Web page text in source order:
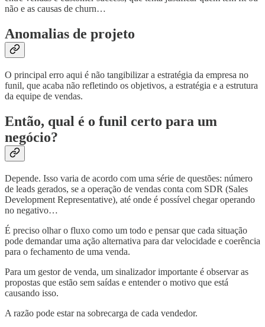
não e as causas de churn…
Anomalias de projeto
O principal erro aqui é não tangibilizar a estratégia da empresa no
funil, que acaba não refletindo os objetivos, a estratégia e a estrutura
da equipe de vendas.
Então, qual é o funil certo para um
negócio?
Depende. Isso varia de acordo com uma série de questões: número
de leads gerados, se a operação de vendas conta com SDR (Sales
Development Representative), até onde é possível chegar operando
no negativo…
É preciso olhar o fluxo como um todo e pensar que cada situação
pode demandar uma ação alternativa para dar velocidade e coerência
para o fechamento de uma venda.
Para um gestor de venda, um sinalizador importante é observar as
propostas que estão sem saídas e entender o motivo que está
causando isso.
A razão pode estar na sobrecarga de cada vendedor.